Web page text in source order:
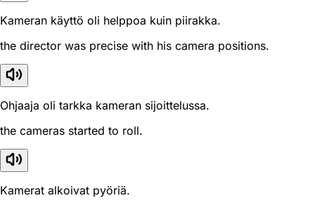
Kameran käyttö oli helppoa kuin piirakka.
the director was precise with his camera positions.
Ohjaaja oli tarkka kameran sijoittelussa.
the cameras started to roll.
Kamerat alkoivat pyöriä.